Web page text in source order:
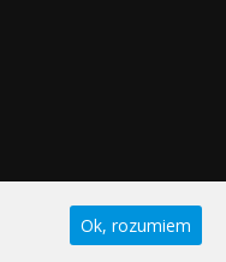
Ok, rozumiem